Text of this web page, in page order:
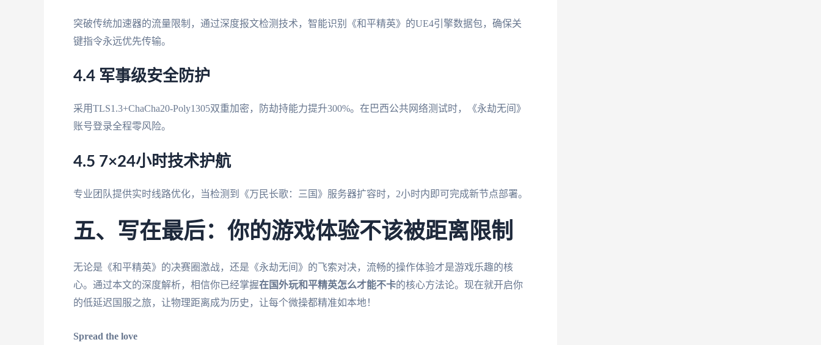
突破传统加速器的流量限制，通过深度报文检测技术，智能识别《和平精英》的UE4引擎数据包，确保关
键指令永远优先传输。
4.4 军事级安全防护
采用TLS1.3+ChaCha20-Poly1305双重加密，防劫持能力提升300%。在巴西公共网络测试时，《永劫无间》
账号登录全程零风险。
4.5 7×24小时技术护航
专业团队提供实时线路优化，当检测到《万民长歌：三国》服务器扩容时，2小时内即可完成新节点部署。
五、写在最后：你的游戏体验不该被距离限制
无论是《和平精英》的决赛圈激战，还是《永劫无间》的飞索对决，流畅的操作体验才是游戏乐趣的核
心。通过本文的深度解析，相信你已经掌握在国外玩和平精英怎么才能不卡的核心方法论。现在就开启你
的低延迟国服之旅，让物理距离成为历史，让每个微操都精准如本地！
Spread the love